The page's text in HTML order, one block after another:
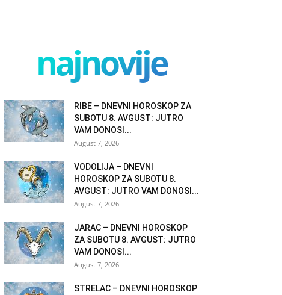
najnovije
RIBE – DNEVNI HOROSKOP ZA
SUBOTU 8. AVGUST: JUTRO
VAM DONOSI...
August 7, 2026
VODOLIJA – DNEVNI
HOROSKOP ZA SUBOTU 8.
AVGUST: JUTRO VAM DONOSI...
August 7, 2026
JARAC – DNEVNI HOROSKOP
ZA SUBOTU 8. AVGUST: JUTRO
VAM DONOSI...
August 7, 2026
STRELAC – DNEVNI HOROSKOP